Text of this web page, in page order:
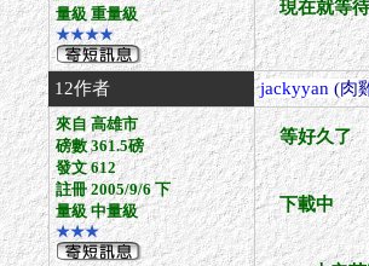
量級 重量級
★★★★
現在就等
12作者 jackyyan(肉
來自 高雄市
磅數 361.5磅
發文 612
註冊 2005/9/6 下
量級 中量級
★★★
等好久了
下載中